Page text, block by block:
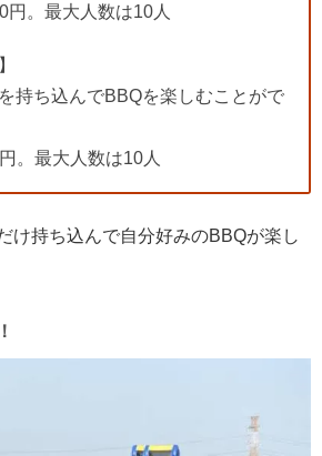
円。最大人数は10人
持ち込んでBBQを楽しむことがで
。最大人数は10人
け持ち込んで自分好みのBBQが楽し